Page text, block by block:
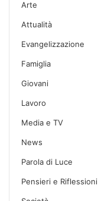
Arte
Attualità
Evangelizzazione
Famiglia
Giovani
Lavoro
Media e TV
News
Parola di Luce
Pensieri e Riflessioni